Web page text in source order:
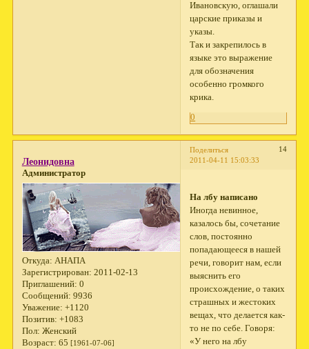
Ивановскую, оглашали
царские приказы и
указы.
Так и закрепилось в
языке это выражение
для обозначения
особенно громкого
крика.
0
Поделиться
14
2011-04-11 15:03:33
Леонидовна
Администратор
Откуда: АНАПА
Зарегистрирован: 2011-02-13
Приглашений: 0
Сообщений: 9936
Уважение: +1120
Позитив: +1083
Пол: Женский
Возраст: 65 [1961-07-06]
На лбу написано
Иногда невинное,
казалось бы, сочетание
слов, постоянно
попадающееся в нашей
речи, говорит нам, если
выяснить его
происхождение, о таких
страшных и жестоких
вещах, что де­лается как-
то не по себе. Говоря:
«У него на лбу